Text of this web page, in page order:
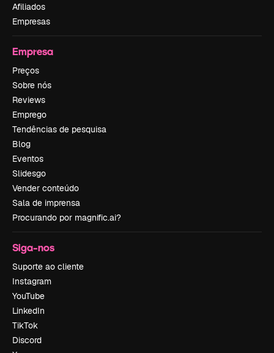
Afiliados
Empresas
Empresa
Preços
Sobre nós
Reviews
Emprego
Tendências de pesquisa
Blog
Eventos
Slidesgo
Vender conteúdo
Sala de imprensa
Procurando por magnific.ai?
Siga-nos
Suporte ao cliente
Instagram
YouTube
LinkedIn
TikTok
Discord